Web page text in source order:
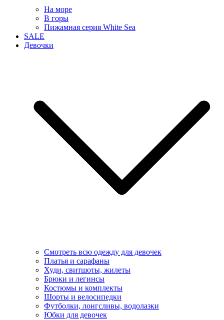
На море
В горы
Пижамная серия White Sea
SALE
Девочки
Смотреть всю одежду для девочек
Платья и сарафаны
Худи, свитшоты, жилеты
Брюки и легинсы
Костюмы и комплекты
Шорты и велосипедки
Футболки, лонгсливы, водолазки
Юбки для девочек